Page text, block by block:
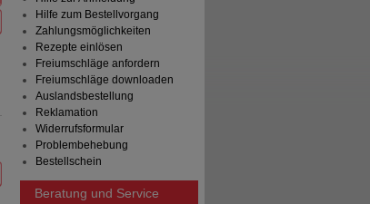
Hilfe zum Bestellvorgang
Zahlungsmöglichkeiten
Rezepte einlösen
Freiumschläge anfordern
Freiumschläge downloaden
Auslandsbestellung
Reklamation
Widerrufsformular
Problembehebung
Bestellschein
Beratung und Service